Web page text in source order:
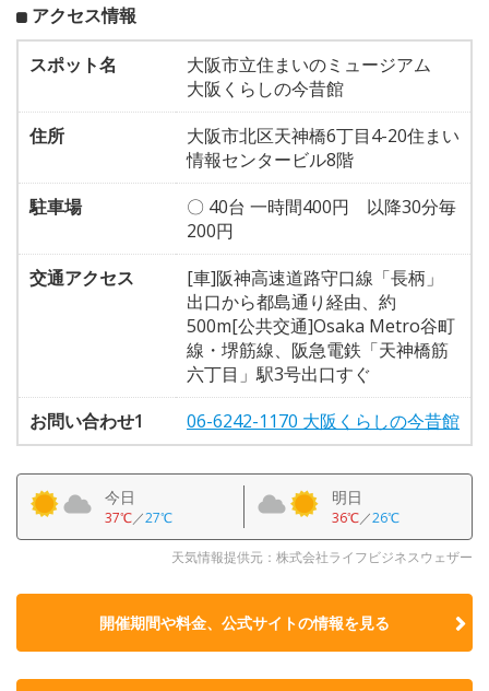
アクセス情報
スポット名
大阪市立住まいのミュージアム
大阪くらしの今昔館
住所
大阪市北区天神橋6丁目4-20住まい
情報センタービル8階
駐車場
〇 40台 一時間400円 以降30分毎
200円
交通アクセス
[車]阪神高速道路守口線「長柄」
出口から都島通り経由、約
500m[公共交通]Osaka Metro谷町
線・堺筋線、阪急電鉄「天神橋筋
六丁目」駅3号出口すぐ
お問い合わせ1
06-6242-1170 大阪くらしの今昔館
今日
37℃／27℃
明日
36℃／26℃
天気情報提供元：株式会社ライフビジネスウェザー
開催期間や料金、公式サイトの情報を見る